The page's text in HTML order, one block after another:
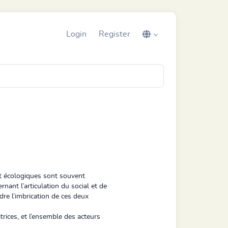
Login Register
écologiques sont souvent
l’articulation du social et de
l’imbrication de ces deux
et l’ensemble des acteurs